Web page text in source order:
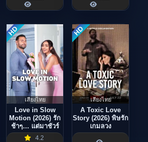
HD
เสียงไทย
Love in Slow
Motion (2026) รัก
ช้าๆ… แต่มาชัวร์
4.2
HD
เสียงไทย
A Toxic Love
Story (2026) พิษรัก
เกมลวง